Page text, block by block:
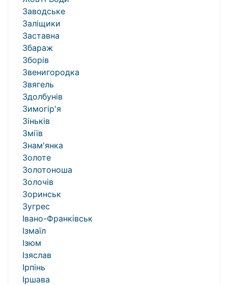
Заводське
Заліщики
Заставна
Збараж
Зборів
Звенигородка
Звягель
Здолбунів
Зимогір'я
Зіньків
Зміїв
Знам'янка
Золоте
Золотоноша
Золочів
Зоринськ
Зугрес
Івано-Франківськ
Ізмаїл
Ізюм
Ізяслав
Ірпінь
Іршава